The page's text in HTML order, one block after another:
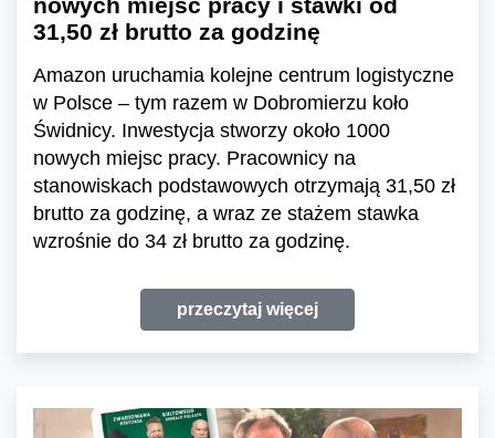
31,50 zł brutto za godzinę
Amazon uruchamia kolejne centrum logistyczne
w Polsce – tym razem w Dobromierzu koło
Świdnicy. Inwestycja stworzy około 1000
nowych miejsc pracy. Pracownicy na
stanowiskach podstawowych otrzymają 31,50 zł
brutto za godzinę, a wraz ze stażem stawka
wzrośnie do 34 zł brutto za godzinę.
przeczytaj więcej